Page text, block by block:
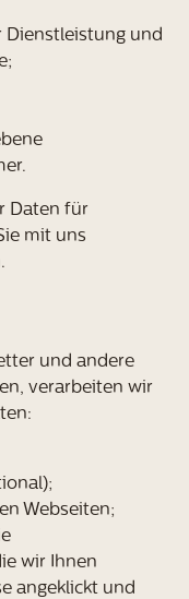
Dienstleistung und
Daten für
mit uns
und andere
verarbeiten wir
Webseiten;
wir Ihnen
angeklickt und